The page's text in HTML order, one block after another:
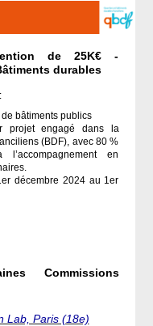
de 25K€ -
durables
bâtiments publics
projet engagé dans la
(BDF), avec 80 %
en
décembre 2024 au 1er
Commissions
Lab, Paris (18e)